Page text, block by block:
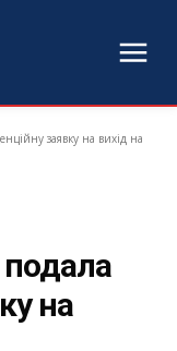
заявку на вихід на
подала
на